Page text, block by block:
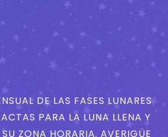
DE LAS FASES LUNARES
PARA LA LUNA LLENA Y
ZONA HORARIA. AVERIGÜE